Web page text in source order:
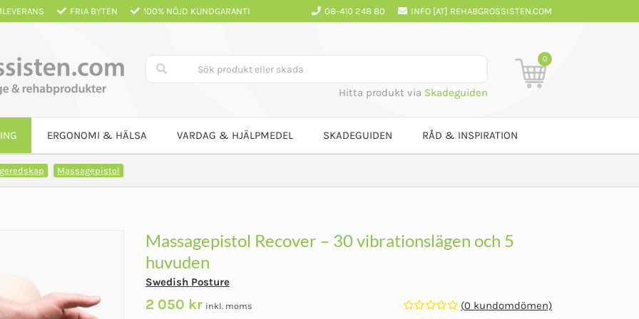
FRIA BYTEN 100% NÖJD KUNDGARANTI 08-410 248 80 INFO [AT] REHABGROSSISTEN.COM
Hitta produkt via Skadeguiden
0
ERGONOMI & HÄLSA VARDAG & HJÄLPMEDEL SKADEGUIDEN RÅD & INSPIRATION
Massagepistol
Massagepistol Recover – 30 vibrationslägen och 5
huvuden
Swedish Posture
2 050 kr inkl. moms (0 kundomdömen)